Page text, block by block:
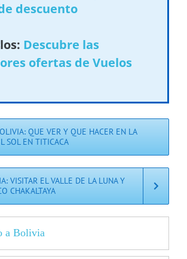
descuento
Descubre las
ofertas de Vuelos
QUE VER Y QUE HACER EN LA
SOL EN TITICACA
VISITAR EL VALLE DE LA LUNA Y
CHAKALTAYA
a Bolivia